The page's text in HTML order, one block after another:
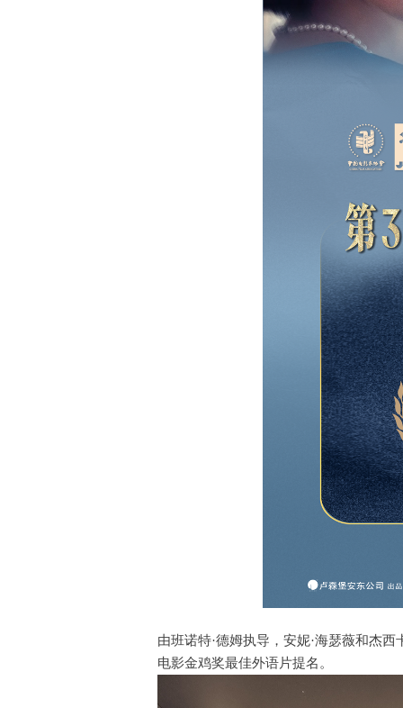
由班诺特·德姆执导，安妮·海瑟薇和杰
电影金鸡奖最佳外语片提名。